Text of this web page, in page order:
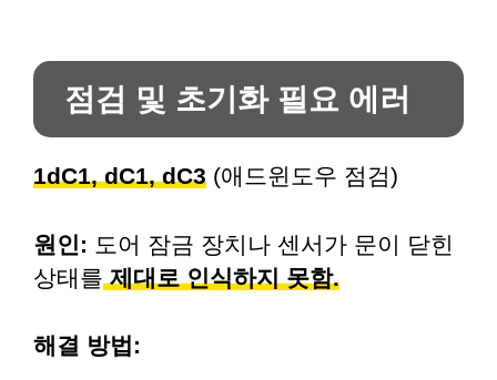
점검 및 초기화 필요 에러
1dC1, dC1, dC3 (애드윈도우 점검)
원인: 도어 잠금 장치나 센서가 문이 닫힌
상태를제대로 인식하지 못함.
해결 방법: